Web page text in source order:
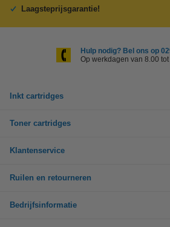
Laagsteprijsgarantie!
Hulp nodig? Bel ons op
Op werkdagen van 8.00
Inkt cartridges
Toner cartridges
Klantenservice
Ruilen en retourneren
Bedrijfsinformatie